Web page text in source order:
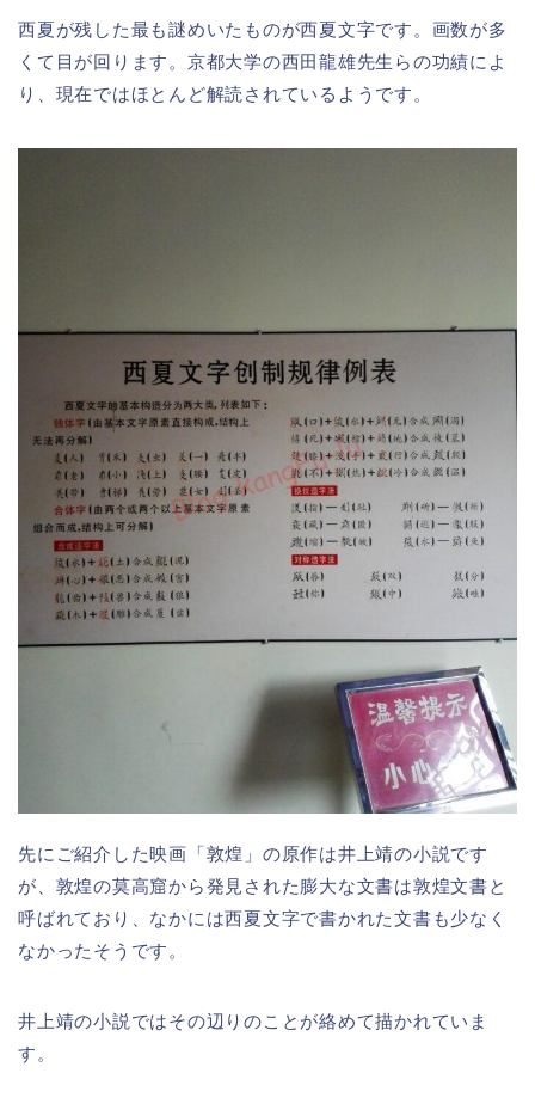
西夏が残した最も謎めいたものが西夏文字です。画数が多
くて目が回ります。京都大学の西田龍雄先生らの功績によ
り、現在ではほとんど解読されているようです。
先にご紹介した映画「敦煌」の原作は井上靖の小説です
が、敦煌の莫高窟から発見された膨大な文書は敦煌文書と
呼ばれており、なかには西夏文字で書かれた文書も少なく
なかったそうです。
井上靖の小説ではその辺りのことが絡めて描かれていま
す。